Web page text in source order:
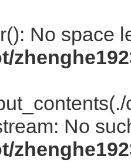
No space
No